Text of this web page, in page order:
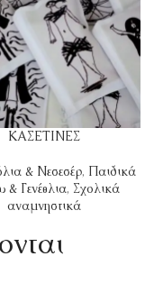
ΚΑΣΕΤΙΝΕΣ
& Νεσεσέρ, Παιδικά
& Γενέθλια, Σχολικά
αναμνηστικά